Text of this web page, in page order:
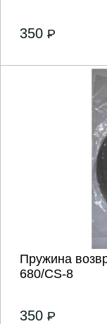
350 P
Пружина
680/CS-8
350 P